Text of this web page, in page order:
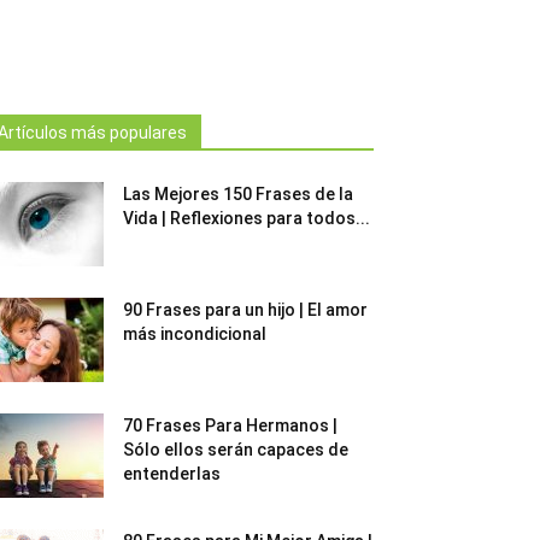
más populares
Las Mejores 150 Frases de la
Vida | Reflexiones para todos...
90 Frases para un hijo | El amor
más incondicional
70 Frases Para Hermanos |
Sólo ellos serán capaces de
entenderlas